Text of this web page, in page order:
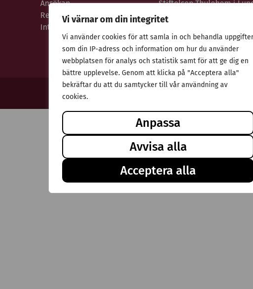
Vi värnar om din integritet
Vi använder cookies för att samla in och behandla uppgifter
som din IP-adress och information om hur du använder
webbplatsen för analys och statistik samt för att ge dig en
bättre upplevelse. Genom att klicka på "Acceptera alla"
bekräftar du att du samtycker till vår användning av
cookies.
Anpassa
Avvisa alla
Acceptera alla
Ansökan
Restaurangen
Integritetspolicy
Stiftelsen Thulehem i
Thulehemsvägen 40
© Stiftelsen Thulehem 2025